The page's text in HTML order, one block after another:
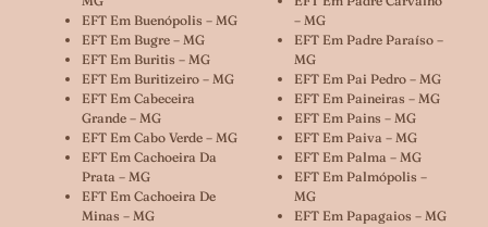
EFT Em Buenópolis – MG
EFT Em Bugre – MG
EFT Em Buritis – MG
EFT Em Buritizeiro – MG
EFT Em Cabeceira
Grande – MG
EFT Em Cabo Verde – MG
EFT Em Cachoeira Da
Prata – MG
EFT Em Cachoeira De
Minas – MG
– MG
EFT Em Padre Paraíso –
MG
EFT Em Pai Pedro – MG
EFT Em Paineiras – MG
EFT Em Pains – MG
EFT Em Paiva – MG
EFT Em Palma – MG
EFT Em Palmópolis –
MG
EFT Em Papagaios – MG